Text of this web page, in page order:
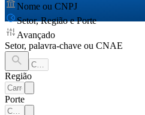
Nome ou CNPJ
Setor, Região e Porte
Avançado
Setor, palavra-chave ou CNAE
Região
Porte